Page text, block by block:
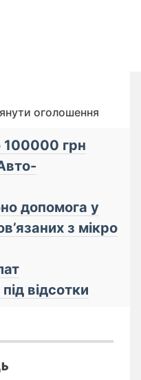
оголошення
100000 грн
допомога у
з мікро
відсотки